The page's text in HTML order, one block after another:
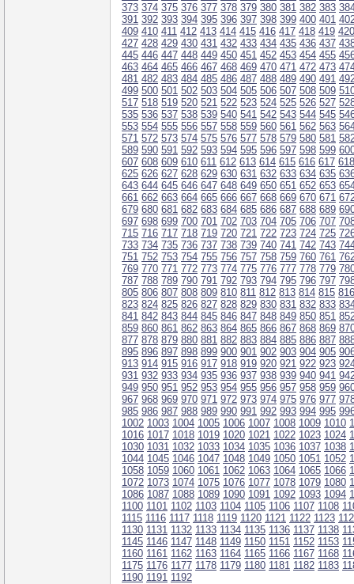
373 374 375 376 377 378 379 380 381 382 383
391 392 393 394 395 396 397 398 399 400 401
409 410 411 412 413 414 415 416 417 418 419 420
427 428 429 430 431 432 433 434 435 436 437
445 446 447 448 449 450 451 452 453 454 455
463 464 465 466 467 468 469 470 471 472 473
481 482 483 484 485 486 487 488 489 490 491
499 500 501 502 503 504 505 506 507 508 509
517 518 519 520 521 522 523 524 525 526 527
535 536 537 538 539 540 541 542 543 544 545
553 554 555 556 557 558 559 560 561 562 563
571 572 573 574 575 576 577 578 579 580 581
589 590 591 592 593 594 595 596 597 598 599
607 608 609 610 611 612 613 614 615 616 617 618
625 626 627 628 629 630 631 632 633 634 635
643 644 645 646 647 648 649 650 651 652 653
661 662 663 664 665 666 667 668 669 670 671
679 680 681 682 683 684 685 686 687 688 689
697 698 699 700 701 702 703 704 705 706 707
715 716 717 718 719 720 721 722 723 724 725
733 734 735 736 737 738 739 740 741 742 743
751 752 753 754 755 756 757 758 759 760 761
769 770 771 772 773 774 775 776 777 778 779
787 788 789 790 791 792 793 794 795 796 797
805 806 807 808 809 810 811 812 813 814 815 816
823 824 825 826 827 828 829 830 831 832 833
841 842 843 844 845 846 847 848 849 850 851
859 860 861 862 863 864 865 866 867 868 869
877 878 879 880 881 882 883 884 885 886 887
895 896 897 898 899 900 901 902 903 904 905
913 914 915 916 917 918 919 920 921 922 923
931 932 933 934 935 936 937 938 939 940 941
949 950 951 952 953 954 955 956 957 958 959
967 968 969 970 971 972 973 974 975 976 977
985 986 987 988 989 990 991 992 993 994 995
1002 1003 1004 1005 1006 1007 1008 1009 1010
1016 1017 1018 1019 1020 1021 1022 1023 1024
1030 1031 1032 1033 1034 1035 1036 1037 1038
1044 1045 1046 1047 1048 1049 1050 1051 1052
1058 1059 1060 1061 1062 1063 1064 1065 1066
1072 1073 1074 1075 1076 1077 1078 1079 1080
1086 1087 1088 1089 1090 1091 1092 1093 1094
1100 1101 1102 1103 1104 1105 1106 1107 1108
1115 1116 1117 1118 1119 1120 1121 1122 1123
1130 1131 1132 1133 1134 1135 1136 1137 1138
1145 1146 1147 1148 1149 1150 1151 1152 1153
1160 1161 1162 1163 1164 1165 1166 1167 1168
1175 1176 1177 1178 1179 1180 1181 1182 1183
1190 1191 1192